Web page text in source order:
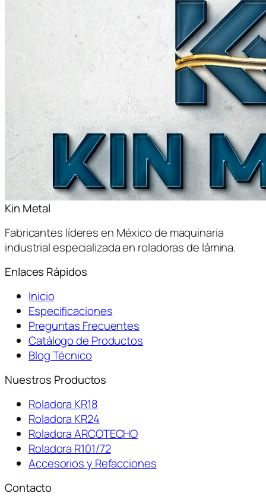
Kin Metal
Fabricantes líderes en México de maquinaria
industrial especializada en roladoras de lámina.
Enlaces Rápidos
Inicio
Especificaciones
Preguntas Frecuentes
Catálogo de Productos
Blog Técnico
Nuestros Productos
Roladora KR18
Roladora KR24
Roladora ARCOTECHO
Roladora R101/72
Accesorios y Refacciones
Contacto